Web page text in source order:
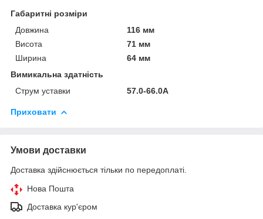
Габаритні розміри
Довжина
116 мм
Висота
71 мм
Ширина
64 мм
Вимикальна здатність
Струм уставки
57.0-66.0А
Приховати
Умови доставки
Доставка здійснюється тільки по передоплаті.
Нова Пошта
Доставка кур'єром